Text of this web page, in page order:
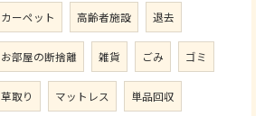
カーペット 高齢者施設 退去
お部屋の断捨離 雑貨 ごみ ゴミ
草取り マットレス 単品回収